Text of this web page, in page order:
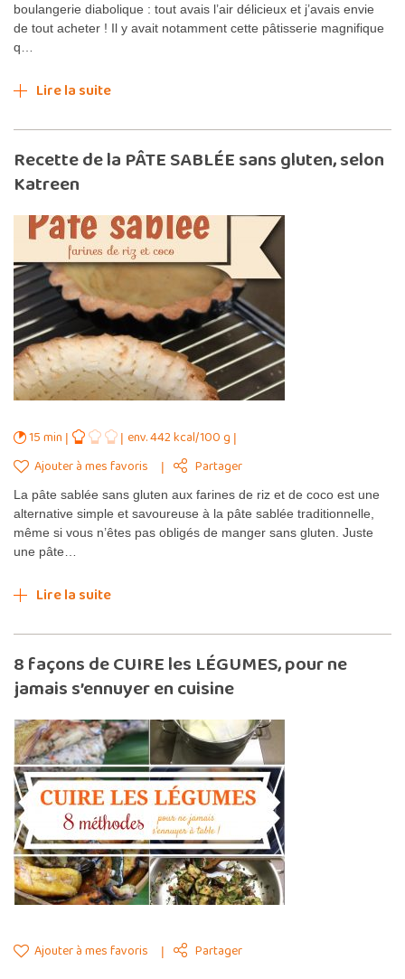
boulangerie diabolique : tout avais l’air délicieux et j’avais envie
de tout acheter ! Il y avait notamment cette pâtisserie magnifique
q…
Lire la suite
Recette de la PÂTE SABLÉE sans gluten, selon
Katreen
15 min
env. 442 kcal/100 g
Ajouter à mes favoris
Partager
La pâte sablée sans gluten aux farines de riz et de coco est une
alternative simple et savoureuse à la pâte sablée traditionnelle,
même si vous n’êtes pas obligés de manger sans gluten. Juste
une pâte…
Lire la suite
8 façons de CUIRE les LÉGUMES, pour ne
jamais s’ennuyer en cuisine
Ajouter à mes favoris Partager